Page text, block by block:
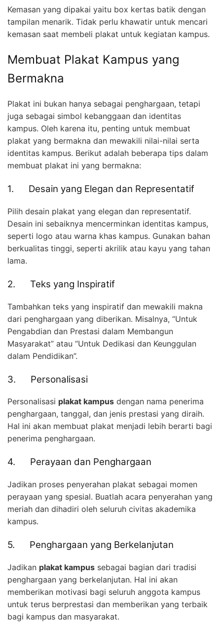
Kemasan yang dipakai yaitu box kertas batik dengan
tampilan menarik. Tidak perlu khawatir untuk mencari
kemasan saat membeli plakat untuk kegiatan kampus.
Membuat Plakat Kampus yang
Bermakna
Plakat ini bukan hanya sebagai penghargaan, tetapi
juga sebagai simbol kebanggaan dan identitas
kampus. Oleh karena itu, penting untuk membuat
plakat yang bermakna dan mewakili nilai-nilai serta
identitas kampus. Berikut adalah beberapa tips dalam
membuat plakat ini yang bermakna:
1. Desain yang Elegan dan Representatif
Pilih desain plakat yang elegan dan representatif.
Desain ini sebaiknya mencerminkan identitas kampus,
seperti logo atau warna khas kampus. Gunakan bahan
berkualitas tinggi, seperti akrilik atau kayu yang tahan
lama.
2. Teks yang Inspiratif
Tambahkan teks yang inspiratif dan mewakili makna
dari penghargaan yang diberikan. Misalnya, “Untuk
Pengabdian dan Prestasi dalam Membangun
Masyarakat” atau “Untuk Dedikasi dan Keunggulan
dalam Pendidikan”.
3. Personalisasi
Personalisasi plakat kampus dengan nama penerima
penghargaan, tanggal, dan jenis prestasi yang diraih.
Hal ini akan membuat plakat menjadi lebih berarti bagi
penerima penghargaan.
4. Perayaan dan Penghargaan
Jadikan proses penyerahan plakat sebagai momen
perayaan yang spesial. Buatlah acara penyerahan yang
meriah dan dihadiri oleh seluruh civitas akademika
kampus.
5. Penghargaan yang Berkelanjutan
Jadikan plakat kampus sebagai bagian dari tradisi
penghargaan yang berkelanjutan. Hal ini akan
memberikan motivasi bagi seluruh anggota kampus
untuk terus berprestasi dan memberikan yang terbaik
bagi kampus dan masyarakat.